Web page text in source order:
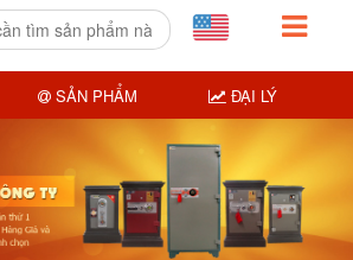
SẢN PHẨM ĐẠI LÝ